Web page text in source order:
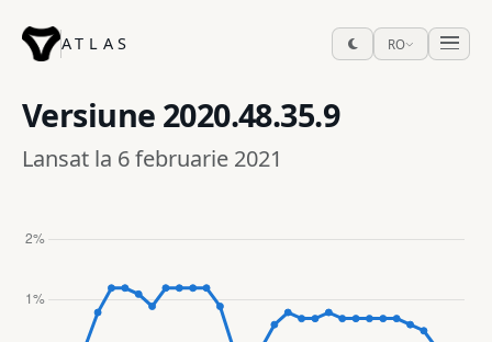
ATLAS RO
Versiune 2020.48.35.9
Lansat la 6 februarie 2021